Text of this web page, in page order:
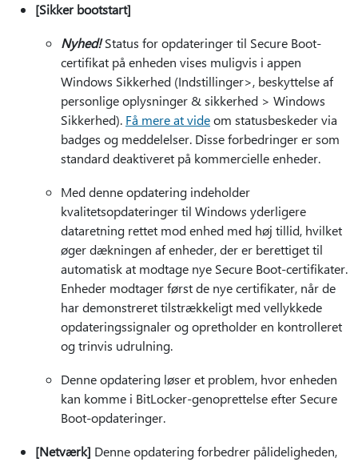
[Sikker bootstart]
Nyhed!Status for opdateringer til Secure Boot-
certifikat på enheden vises muligvis i appen
Windows Sikkerhed (Indstillinger>, beskyttelse af
personlige oplysninger & sikkerhed > Windows
Sikkerhed). Få mere at videom statusbeskeder via
badges og meddelelser. Disse forbedringer er som
standard deaktiveret på kommercielle enheder.
Med denne opdatering indeholder
kvalitetsopdateringer til Windows yderligere
dataretning rettet mod enhed med høj tillid, hvilket
øger dækningen af enheder, der er berettiget til
automatisk at modtage nye Secure Boot-certifikater.
Enheder modtager først de nye certifikater, når de
har demonstreret tilstrækkeligt med vellykkede
opdateringssignaler og opretholder en kontrolleret
og trinvis udrulning.
Denne opdatering løser et problem, hvor enheden
kan komme i BitLocker-genoprettelse efter Secure
Boot-opdateringer.
[Netværk] Denne opdatering forbedrer pålideligheden,